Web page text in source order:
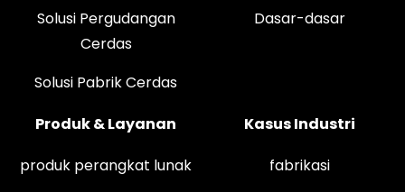
Solusi Pergudangan
Cerdas
Solusi Pabrik Cerdas
Dasar-dasar
Produk & Layanan
produk perangkat lunak
Kasus Industri
fabrikasi